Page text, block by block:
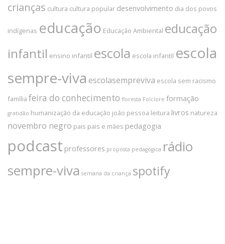
crianças cultura cultura popular desenvolvimento dia dos povos
indígenas educação Educação Ambiental educação
infantil ensino infantil escola escola infantil escola
sempre-viva escolasempreviva escola sem racismo
família feira do conhecimento floresta Folclore formação
gratidão humanização da educação joão pessoa leitura livros natureza
novembro negro pais pais e mães pedagogia
podcast professores proposta pedagógica rádio
sempre-viva semana da criança spotify